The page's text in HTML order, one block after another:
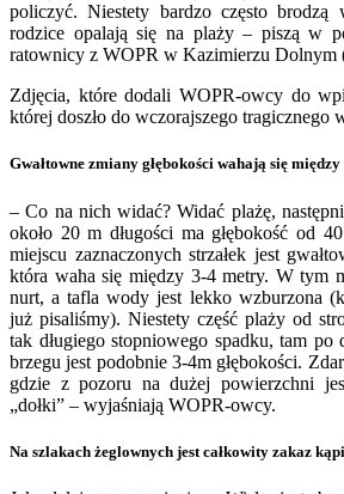
policzyć. Niestety bardzo często brodzą
rodzice opalają się na plaży – piszą w
ratownicy z WOPR w Kazimierzu Dolnym
Zdjęcia, które dodali WOPR-owcy do
której doszło do wczorajszego tragicznego
Gwałtowne zmiany głębokości wahają się
– Co na nich widać? Widać plażę,
około 20 m długości ma głębokość od
miejscu zaznaczonych strzałek jest
która waha się między 3-4 metry. W tym
nurt, a tafla wody jest lekko wzburzona
już pisaliśmy). Niestety część plaży od
tak długiego stopniowego spadku, tam po
brzegu jest podobnie 3-4m głębokości.
gdzie z pozoru na dużej powierzchni
„dołki” – wyjaśniają WOPR-owcy.
Na szlakach żeglownych jest całkowity zakaz